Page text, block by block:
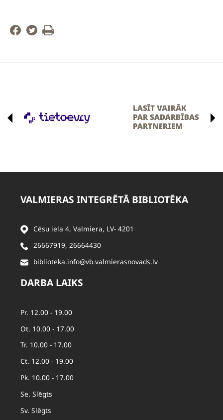
VALMIERAS INTEGRĒTĀ BIBLIOTĒKA
Cēsu iela 4, Valmiera, LV- 4201
26667919, 26664430
biblioteka.info@vb.valmierasnovads.lv
DARBA LAIKS
Pr. 12.00 - 19.00
Ot. 10.00 - 17.00
Tr. 10.00 - 17.00
Ct. 12.00 - 19.00
Pk. 10.00 - 17.00
Se. Slēgts
Sv. Slēgts